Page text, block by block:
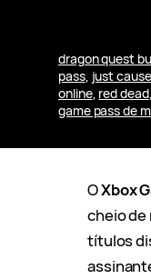
dragon quest
pass, just cause
online, red dead,
game pass de
OXbox
cheio
títulos